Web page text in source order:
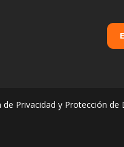
de Privacidad y Protección de